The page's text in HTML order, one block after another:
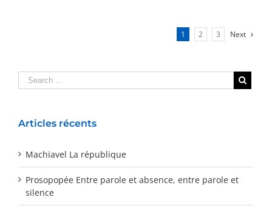
1 2 3 Next
Articles récents
Machiavel La république
Prosopopée Entre parole et absence, entre parole et
silence